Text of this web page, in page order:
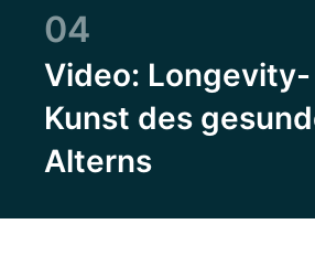
04
Video:
Kunst des
Alterns